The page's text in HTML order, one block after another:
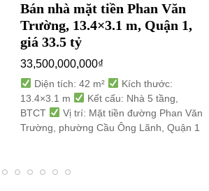
Bán nhà mặt tiền Phan Văn
Trường, 13.4×3.1 m, Quận 1,
giá 33.5 tỷ
33,500,000,000₫
Diện tích: 42 m²
Kích thước:
13.4×3.1 m
Kết cấu: Nhà 5 tầng,
BTCT
Vị trí: Mặt tiền đường Phan Văn
Trường, phường Cầu Ông Lãnh, Quận 1